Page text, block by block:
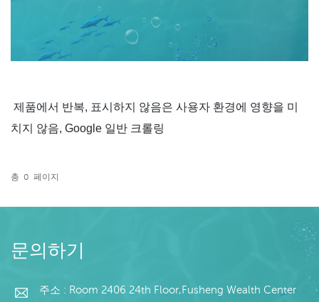
총 0 페이지
문의하기
주소 : Room 2406 24th Floor,Fusheng Wealth Center